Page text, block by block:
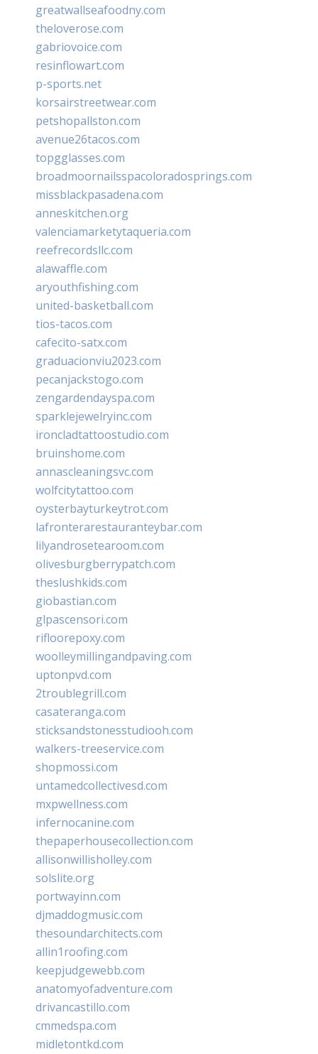
greatwallseafoodny.com
theloverose.com
gabriovoice.com
resinflowart.com
p-sports.net
korsairstreetwear.com
petshopallston.com
avenue26tacos.com
topgglasses.com
broadmoornailsspacoloradosprings.com
missblackpasadena.com
anneskitchen.org
valenciamarketytaqueria.com
reefrecordsllc.com
alawaffle.com
aryouthfishing.com
united-basketball.com
tios-tacos.com
cafecito-satx.com
graduacionviu2023.com
pecanjackstogo.com
zengardendayspa.com
sparklejewelryinc.com
ironcladtattoostudio.com
bruinshome.com
annascleaningsvc.com
wolfcitytattoo.com
oysterbayturkeytrot.com
lafronterarestauranteybar.com
lilyandrosetearoom.com
olivesburgberrypatch.com
theslushkids.com
giobastian.com
glpascensori.com
rifloorepoxy.com
woolleymillingandpaving.com
uptonpvd.com
2troublegrill.com
casateranga.com
sticksandstonesstudiooh.com
walkers-treeservice.com
shopmossi.com
untamedcollectivesd.com
mxpwellness.com
infernocanine.com
thepaperhousecollection.com
allisonwillisholley.com
solslite.org
portwayinn.com
djmaddogmusic.com
thesoundarchitects.com
allin1roofing.com
keepjudgewebb.com
anatomyofadventure.com
drivancastillo.com
cmmedspa.com
midletontkd.com